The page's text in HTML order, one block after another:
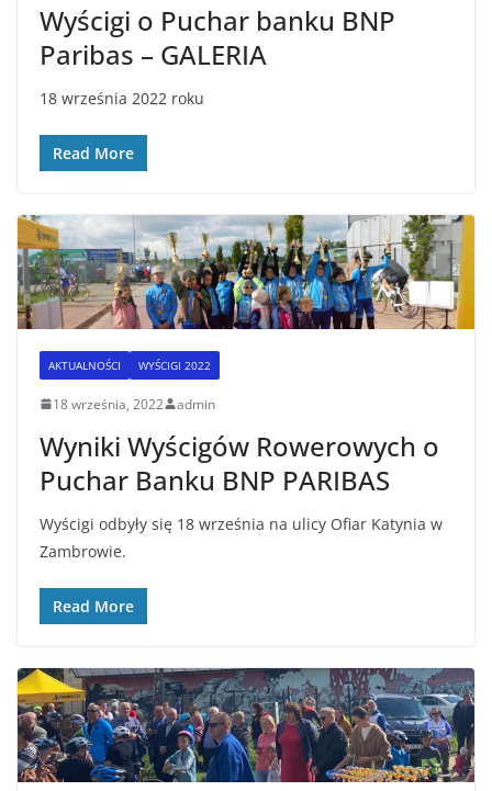
Wyścigi o Puchar banku BNP
Paribas – GALERIA
18 września 2022 roku
Read More
AKTUALNOŚCI WYŚCIGI 2022
18 września, 2022 admin
Wyniki Wyścigów Rowerowych o
Puchar Banku BNP PARIBAS
Wyścigi odbyły się 18 września na ulicy Ofiar Katynia w
Zambrowie.
Read More